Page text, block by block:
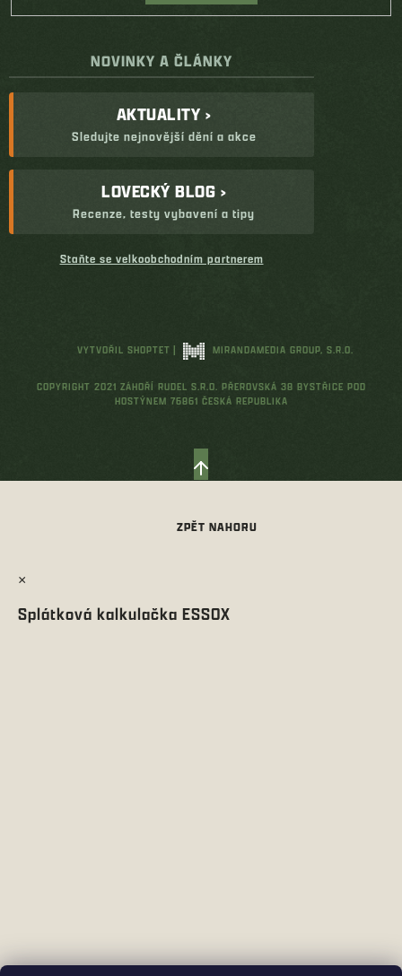
NOVINKY A ČLÁNKY
AKTUALITY ›
Sledujte nejnovější dění a akce
LOVECKÝ BLOG ›
Recenze, testy vybavení a tipy
Staňte se velkoobchodním partnerem
VYTVOŘIL SHOPTET | MIRANDAMEDIA GROUP, S.R.O.
COPYRIGHT 2021 ZÁHOŘÍ RUDEL S.R.O. PŘEROVSKÁ 38 BYSTŘICE POD
HOSTÝNEM 76861 ČESKÁ REPUBLIKA
×
Splátková kalkulačka ESSOX